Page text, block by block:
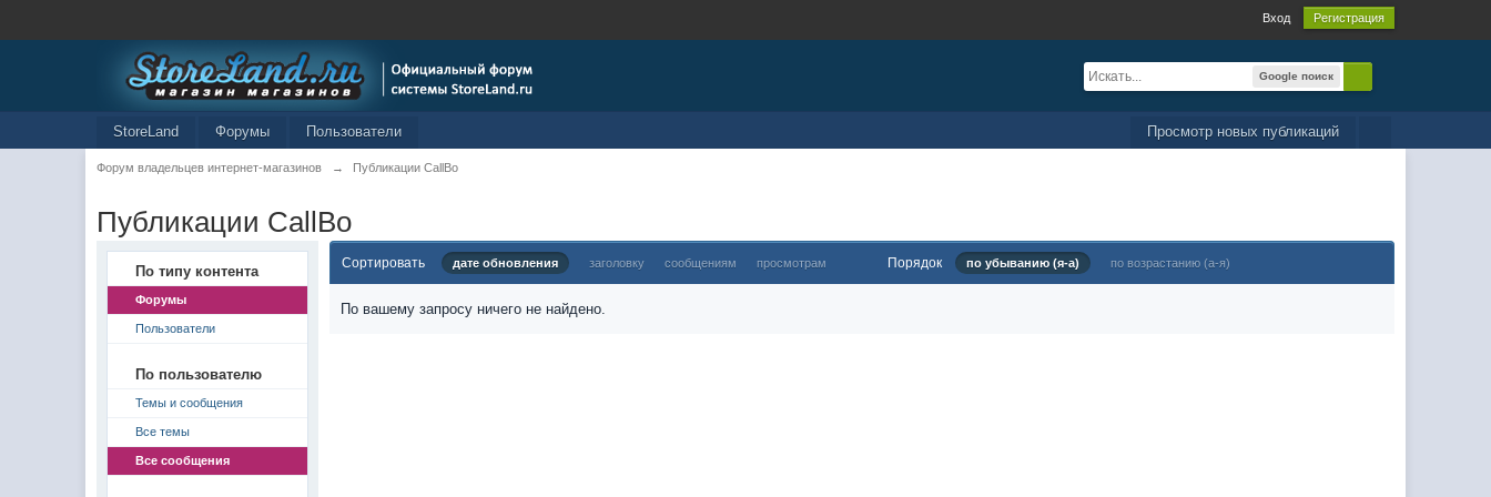
Вход Регистрация
Google поиск
Просмотр новых публикаций
StoreLand Форумы Пользователи
Форум владельцев интернет-магазинов → Публикации CallBo
Публикации CallBo
По типу контента
Форумы
Пользователи
По пользователю
Темы и сообщения
Все темы
Все сообщения
Сортировать дате обновления заголовку сообщениям просмотрам Порядок по убыванию (я-а) по возрастанию (а-я)
По вашему запросу ничего не найдено.